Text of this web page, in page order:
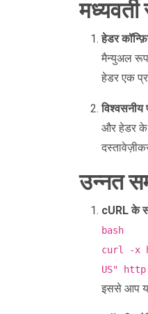
हेडर
मैन्युअल
हेडर एक
विश्वसनीय
और हेडर के
उन्नत
cURL के
bash
curl -x
US"
इससे आप